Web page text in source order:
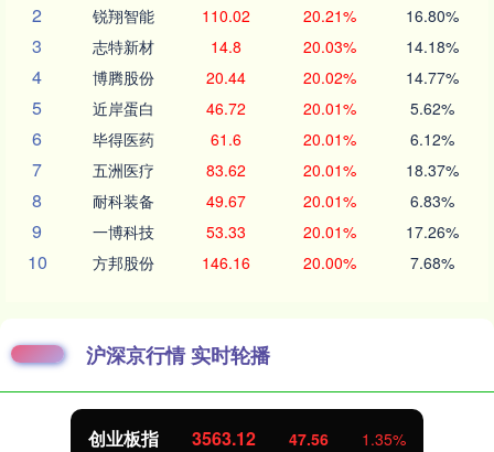
2 锐翔智能 110.02 20.21% 16.80%
3 志特新材 14.8 20.03% 14.18%
4 博腾股份 20.44 20.02% 14.77%
5 近岸蛋白 46.72 20.01% 5.62%
6 毕得医药 61.6 20.01% 6.12%
7 五洲医疗 83.62 20.01% 18.37%
8 耐科装备 49.67 20.01% 6.83%
9 一博科技 53.33 20.01% 17.26%
10 方邦股份 146.16 20.00% 7.68%
沪深京行情 实时轮播
创业板指 3563.12 47.56 1.35%